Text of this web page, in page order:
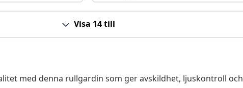
Visa 14 till
med denna rullgardin som ger avskildhet, ljuskontroll och